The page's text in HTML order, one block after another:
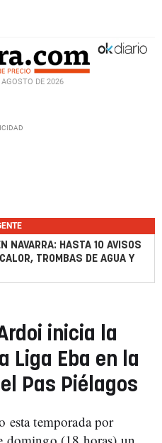
DE 2026
NAVARRA: HASTA 10 AVISOS
TROMBAS DE AGUA Y
inicia la
Liga Eba en la
Pas Piélagos
temporada por